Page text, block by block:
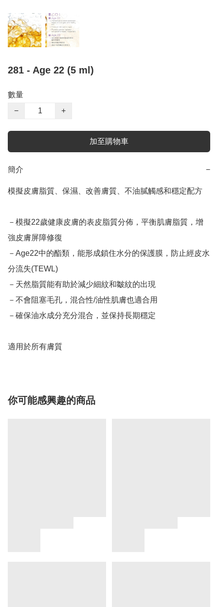
281 - Age 22 (5 ml)
數量
−
+
加至購物車
簡介 −
模擬皮膚脂質、保濕、改善膚質、不油膩觸感和穩定配方
－模擬22歲健康皮膚的表皮脂質分佈，平衡肌膚脂質，增
強皮膚屏障修復
－Age22中的酯類，能形成鎖住水分的保護膜，防止經皮水
分流失(TEWL)
－天然脂質能有助於減少細紋和皺紋的出現
－不會阻塞毛孔，混合性/油性肌膚也適合用
－確保油水成分充分混合，並保持長期穩定
適用於所有膚質
你可能感興趣的商品